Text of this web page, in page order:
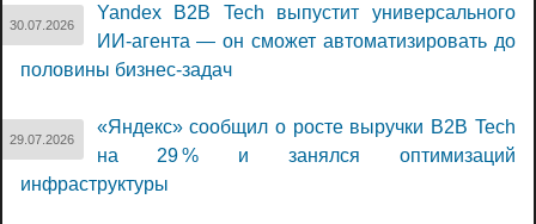
30.07.2026
Yandex B2B Tech выпустит универсального
ИИ-агента — он сможет автоматизировать до
половины бизнес-задач
29.07.2026
«Яндекс» сообщил о росте выручки B2B Tech
на 29 % и занялся оптимизаций
инфраструктуры